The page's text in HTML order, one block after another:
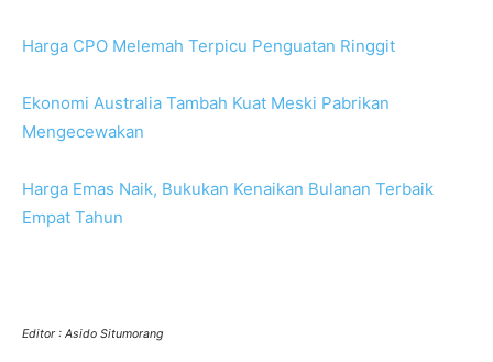
Harga CPO Melemah Terpicu Penguatan Ringgit
Ekonomi Australia Tambah Kuat Meski Pabrikan
Mengecewakan
Harga Emas Naik, Bukukan Kenaikan Bulanan Terbaik
Empat Tahun
Editor : Asido Situmorang